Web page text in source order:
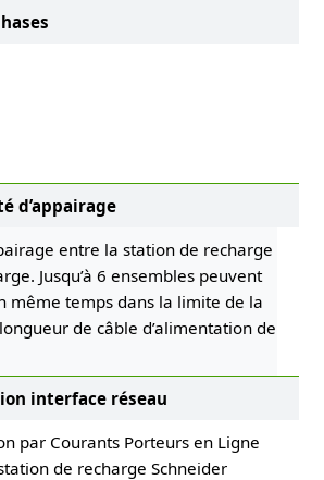
d’appairage
entre la station de recharge
Jusqu’à 6 ensembles peuvent
même temps dans la limite de la
de câble d’alimentation de
interface réseau
par Courants Porteurs en Ligne
de recharge Schneider